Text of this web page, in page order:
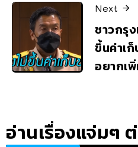
Next
ชาวกรุ
ขึ้นค่าเ
อยากเ
อ่านเรื่องแจ่มๆ